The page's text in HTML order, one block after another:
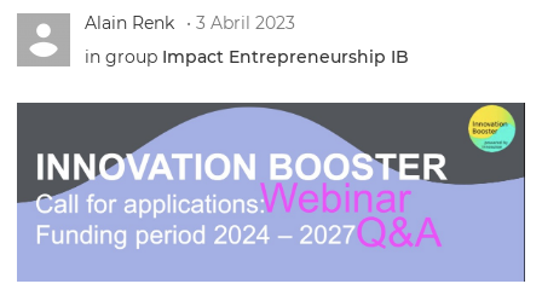
Alain Renk
• 3 Abril 2023
in group Impact Entrepreneurship IB